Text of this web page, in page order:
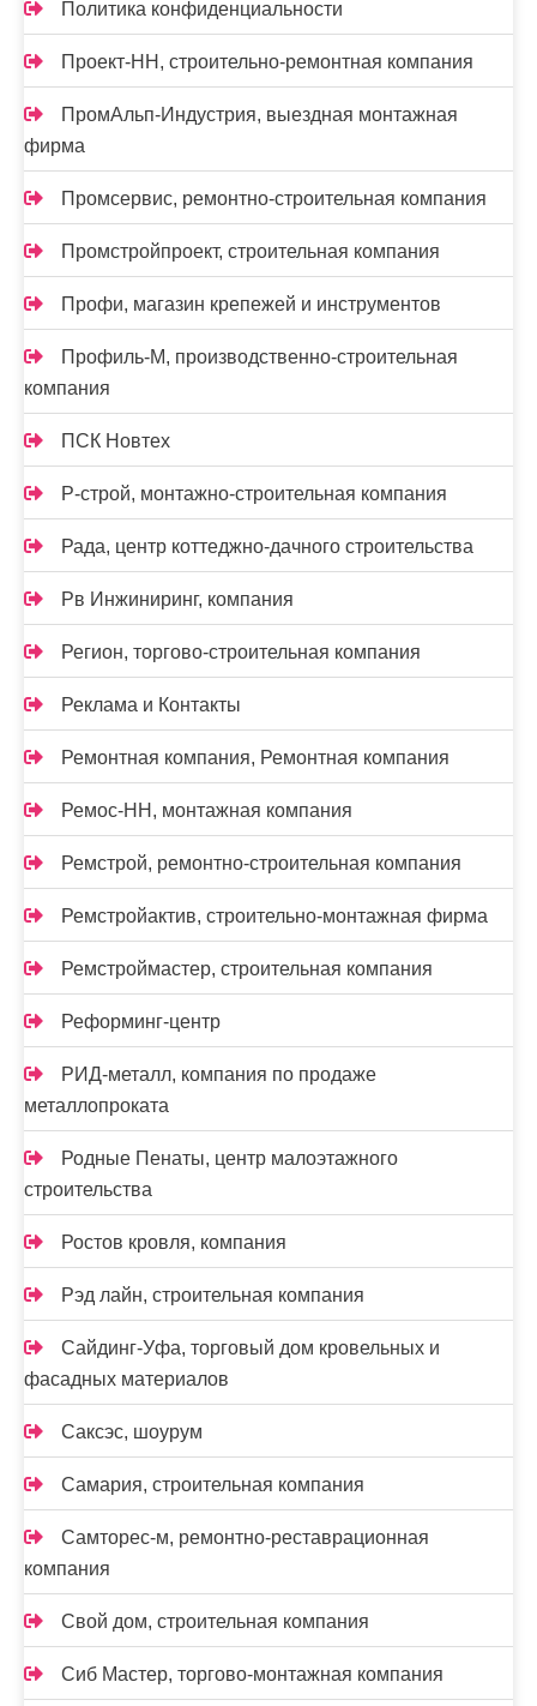
Политика конфиденциальности
Проект-НН, строительно-ремонтная компания
ПромАльп-Индустрия, выездная монтажная
фирма
Промсервис, ремонтно-строительная компания
Промстройпроект, строительная компания
Профи, магазин крепежей и инструментов
Профиль-М, производственно-строительная
компания
ПСК Новтех
Р-строй, монтажно-строительная компания
Рада, центр коттеджно-дачного строительства
Рв Инжиниринг, компания
Регион, торгово-строительная компания
Реклама и Контакты
Ремонтная компания, Ремонтная компания
Ремос-НН, монтажная компания
Ремстрой, ремонтно-строительная компания
Ремстройактив, строительно-монтажная фирма
Ремстроймастер, строительная компания
Реформинг-центр
РИД-металл, компания по продаже
металлопроката
Родные Пенаты, центр малоэтажного
строительства
Ростов кровля, компания
Рэд лайн, строительная компания
Сайдинг-Уфа, торговый дом кровельных и
фасадных материалов
Саксэс, шоурум
Самария, строительная компания
Самторес-м, ремонтно-реставрационная
компания
Свой дом, строительная компания
Сиб Мастер, торгово-монтажная компания